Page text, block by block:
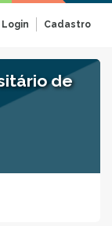
Login Cadastro
de